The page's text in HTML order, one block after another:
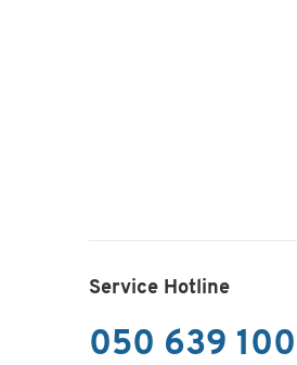
Service Hotline
050 639 100